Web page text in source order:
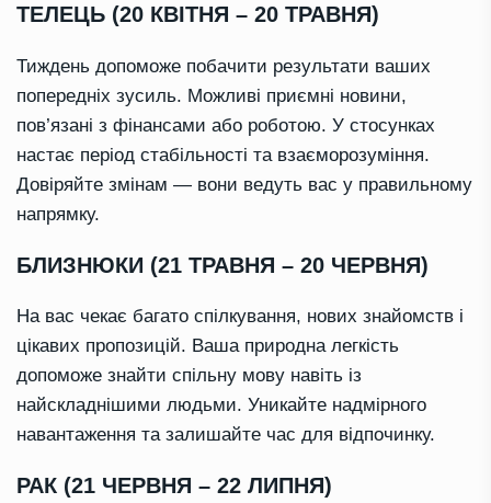
ТЕЛЕЦЬ (20 КВІТНЯ – 20 ТРАВНЯ)
Тиждень допоможе побачити результати ваших
попередніх зусиль. Можливі приємні новини,
пов’язані з фінансами або роботою. У стосунках
настає період стабільності та взаєморозуміння.
Довіряйте змінам — вони ведуть вас у правильному
напрямку.
БЛИЗНЮКИ (21 ТРАВНЯ – 20 ЧЕРВНЯ)
На вас чекає багато спілкування, нових знайомств і
цікавих пропозицій. Ваша природна легкість
допоможе знайти спільну мову навіть із
найскладнішими людьми. Уникайте надмірного
навантаження та залишайте час для відпочинку.
РАК (21 ЧЕРВНЯ – 22 ЛИПНЯ)